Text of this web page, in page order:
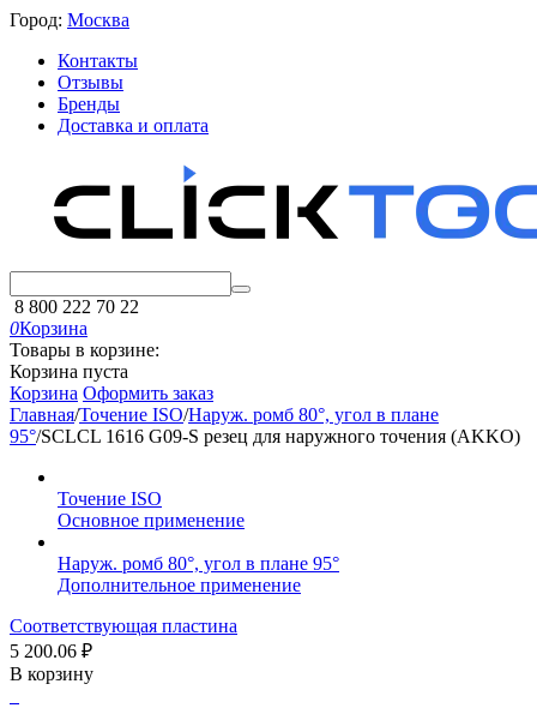
Город: Москва
Контакты
Отзывы
Бренды
Доставка и оплата
8 800 222 70 22
0Корзина
Товары в корзине:
Корзина пуста
Корзина Оформить заказ
Главная/Точение ISO/Наруж. ромб 80°, угол в плане
95°/SCLCL 1616 G09-S резец для наружного точения (AKKO)
Точение ISO
Основное применение
Наруж. ромб 80°, угол в плане 95°
Дополнительное применение
Соответствующая пластина
5 200.06 ₽
В корзину